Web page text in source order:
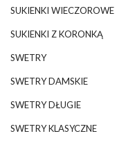
SUKIENKI WIECZOROWE
SUKIENKI Z KORONKĄ
SWETRY
SWETRY DAMSKIE
SWETRY DŁUGIE
SWETRY KLASYCZNE